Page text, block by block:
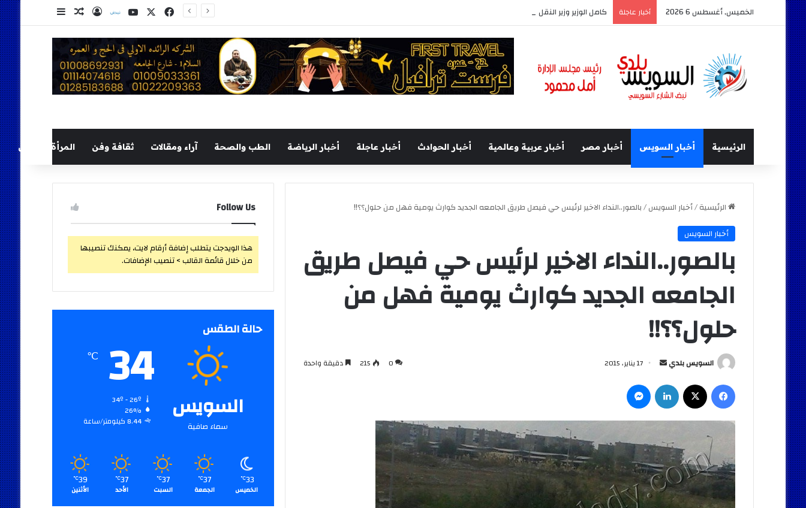
الخميس, أغسطس 6 2026 أخبار عاجلة كامل الوزير وزير النقل يجري جولة تفقدية بميناء السخنة اليوم فيسبوك
‫X
‫YouTube
نلضتسجيل الدخول
مقال عشوائي
إضافة عمود
الرئيسية أخبار السويس أخبار مصر أخبار عربية وعالمية أخبار الحوادث أخبار عاجلة أخبار الرياضة الطب والصحة آراء ومقالات ثقافة وفن المرأة والطفل
الرئيسية/أخبار السويس/بالصور..النداء الاخير لرئيس حي فيصل طريق الجامعه الجديد كوارث يومية فهل من حلول؟؟!!
أخبار السويس
بالصور..النداء الاخير لرئيس حي فيصل طريق
الجامعه الجديد كوارث يومية فهل من
حلول؟؟!!
السويس بلدي
أرسل
إلكترونيا
17 يناير، 2015 0
215 دقيقة واحدة
فيسبوك لينكدإن
Follow Us
هذا الويدجت يتطلب إضافة أرقام لايت، يمكنك تنصيبها
من خلال قائمة القالب > تنصيب الإضافات.
حالة الطقس
السويس
سماء صافية
34
℃
26%
8.44 كيلومتر/ساعة
33
℃
الخميس
37
℃
الجمعة
37
℃
السبت
37
℃
الأحد
39
℃
الأثنين